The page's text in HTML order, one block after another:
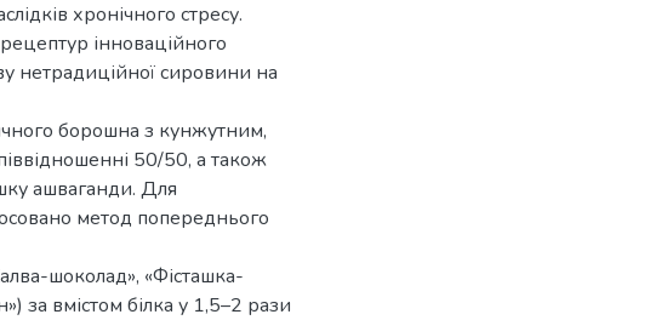
хронічного стресу.
інноваційного
нетрадиційної сировини на
борошна з кунжутним,
50/50, а також
ашваганди. Для
метод попереднього
шоколад», «Фісташка-
за вмістом білка у 1,5–2 рази